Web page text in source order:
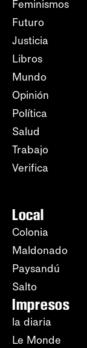
Feminismos
Futuro
Justicia
Libros
Mundo
Opinión
Política
Salud
Trabajo
Verifica
Local
Colonia
Maldonado
Paysandú
Salto
Impresos
la diaria
Le Monde